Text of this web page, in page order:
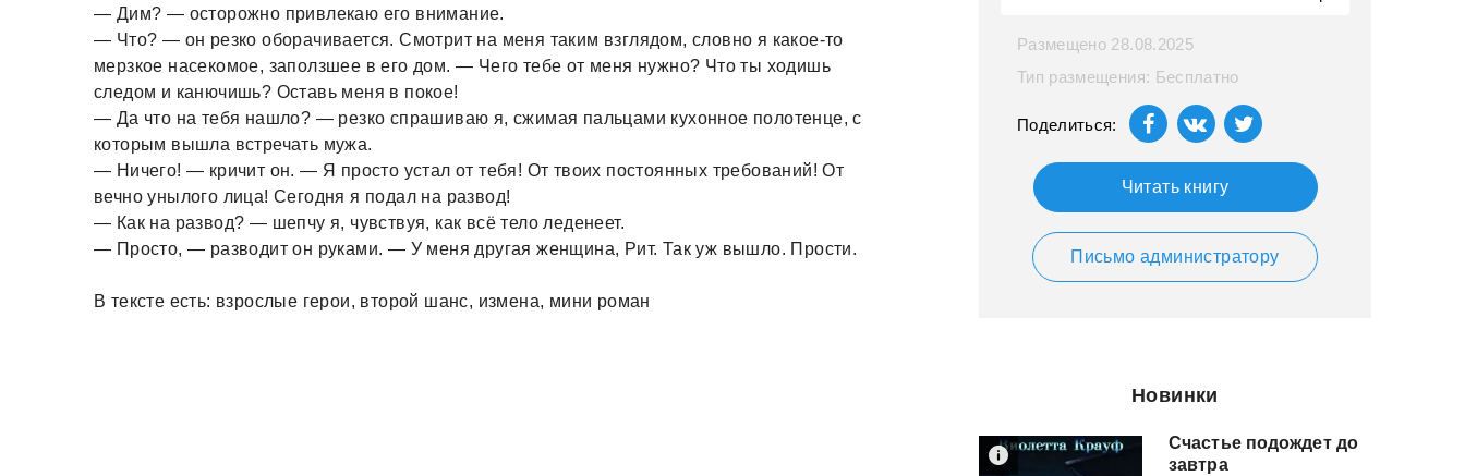
— Дим? — осторожно привлекаю его внимание.
— Что? — он резко оборачивается. Смотрит на меня таким взглядом, словно я какое-то
мерзкое насекомое, заползшее в его дом. — Чего тебе от меня нужно? Что ты ходишь
следом и канючишь? Оставь меня в покое!
— Да что на тебя нашло? — резко спрашиваю я, сжимая пальцами кухонное полотенце, с
которым вышла встречать мужа.
— Ничего! — кричит он. — Я просто устал от тебя! От твоих постоянных требований! От
вечно унылого лица! Сегодня я подал на развод!
— Как на развод? — шепчу я, чувствуя, как всё тело леденеет.
— Просто, — разводит он руками. — У меня другая женщина, Рит. Так уж вышло. Прости.
В тексте есть: взрослые герои, второй шанс, измена, мини роман
Размещено 28.08.2025
Тип размещения: Бесплатно
Поделиться:
Читать книгу
Письмо администратору
Новинки
Счастье подождет до
завтра